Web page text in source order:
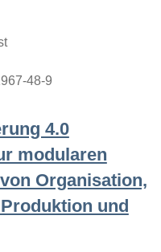
48-9
4.0
modularen
Organisation,
und